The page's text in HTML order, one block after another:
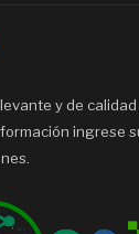
y de calidad
ingrese